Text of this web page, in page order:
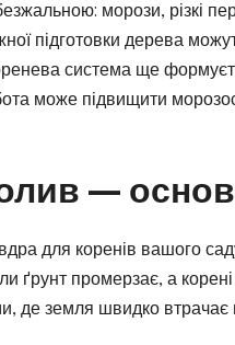
морози, різкі
підготовки дерева
система ще
може підвищити
—
для коренів вашого
ґрунт промерзає, а
де земля швидко втрачає